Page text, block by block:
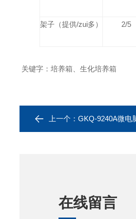
架子（提供/zui多） 2/5
关键字：培养箱、生化培养箱
上一个： GKQ-9240A微电
在线留言